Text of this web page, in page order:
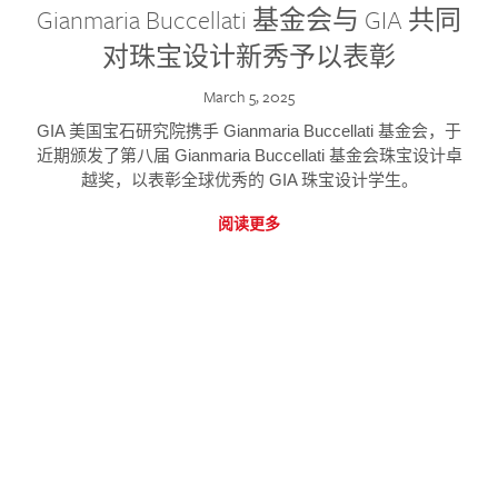
Gianmaria Buccellati 基金会与 GIA 共同
对珠宝设计新秀予以表彰
March 5, 2025
GIA 美国宝石研究院携手 Gianmaria Buccellati 基金会，于
近期颁发了第八届 Gianmaria Buccellati 基金会珠宝设计卓
越奖，以表彰全球优秀的 GIA 珠宝设计学生。
阅读更多